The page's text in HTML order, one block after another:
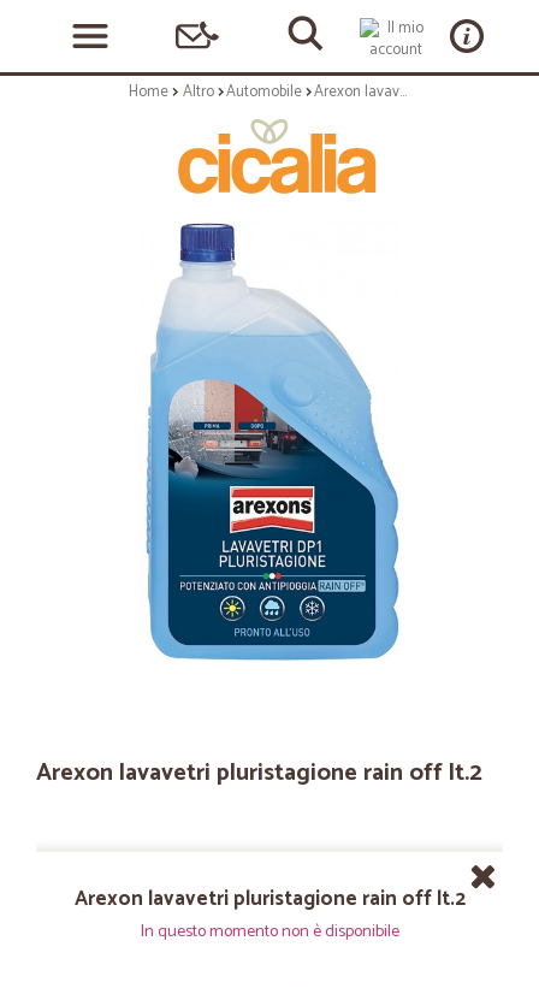
Home Altro Automobile Arexon lavavetri pluristagione rain off lt.2
Arexon lavavetri pluristagione rain off lt.2
Arexon lavavetri pluristagione rain off lt.2
In questo momento non è disponibile